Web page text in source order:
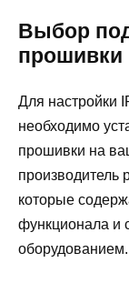
Выбор
прошивки
Для настройки
необходимо
прошивки на
производитель
которые
функционала и
оборудованием.